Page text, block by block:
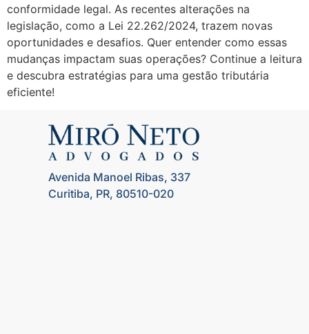
conformidade legal. As recentes alterações na
legislação, como a Lei 22.262/2024, trazem novas
oportunidades e desafios. Quer entender como essas
mudanças impactam suas operações? Continue a leitura
e descubra estratégias para uma gestão tributária
eficiente!
Avenida Manoel Ribas, 337
Curitiba, PR, 80510-020